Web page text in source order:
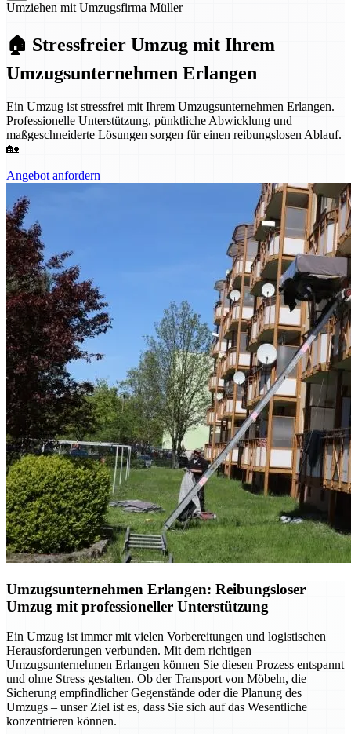
Umziehen mit Umzugsfirma Müller
🏠 Stressfreier Umzug mit Ihrem
Umzugsunternehmen Erlangen
Ein Umzug ist stressfrei mit Ihrem Umzugsunternehmen Erlangen.
Professionelle Unterstützung, pünktliche Abwicklung und
maßgeschneiderte Lösungen sorgen für einen reibungslosen Ablauf.
🏡
Angebot anfordern
Umzugsunternehmen Erlangen: Reibungsloser
Umzug mit professioneller Unterstützung
Ein Umzug ist immer mit vielen Vorbereitungen und logistischen
Herausforderungen verbunden. Mit dem richtigen
Umzugsunternehmen Erlangen können Sie diesen Prozess entspannt
und ohne Stress gestalten. Ob der Transport von Möbeln, die
Sicherung empfindlicher Gegenstände oder die Planung des
Umzugs – unser Ziel ist es, dass Sie sich auf das Wesentliche
konzentrieren können.